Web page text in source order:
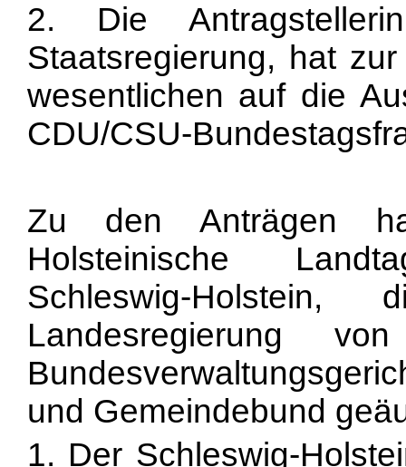
2. Die
Staatsregierung, hat
wesentlichen auf die
CDU/CSU-
Zu den Anträgen
Holsteinische
Schleswig-Holstein,
Landesregierung
und Gemeindebund
1. Der Schleswig-